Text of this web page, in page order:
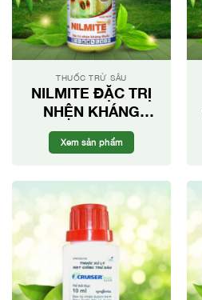
THUỐC TRỪ SÂU
NILMITE ĐẶC TRỊ
NHỆN KHÁNG
THUỐC, DIỆT TRỪ
NHIỀU LOẠI NHỆN
Xem sản phẩm